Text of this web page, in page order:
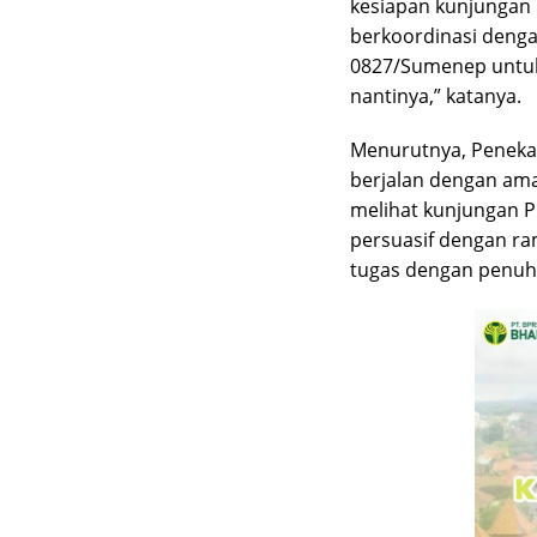
kesiapan
berkoordinasi
0827/Sumenep
nantinya,” katanya.
Menurutnya,
berjalan dengan
melihat kunjungan
persuasif dengan
tugas dengan